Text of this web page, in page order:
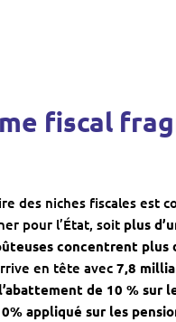
fiscal
des niches fiscales est
pour l’État, soit plus
concentrent plus
en tête avec 7,8
l’abattement de 10 % sur
appliqué sur les